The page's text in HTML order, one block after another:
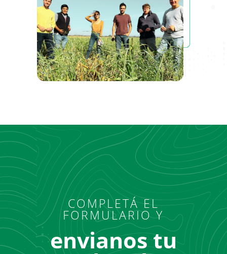
COMPLETÁ EL
FORMULARIO Y
envianos tu